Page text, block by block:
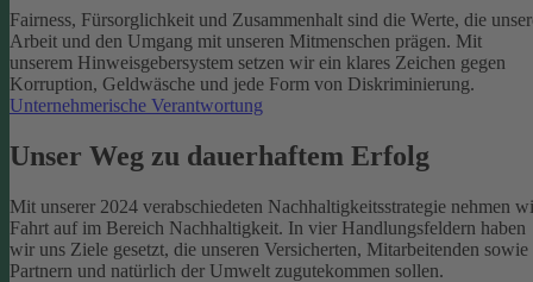
Fairness, Fürsorglichkeit und Zusammenhalt sind die Werte, die
Arbeit und den Umgang mit unseren Mitmenschen prägen. Mit
unserem Hinweisgebersystem setzen wir ein klares Zeichen gegen
Korruption, Geldwäsche und jede Form von Diskriminierung.
Unternehmerische Verantwortung
Unser Weg zu dauerhaftem Erfolg
Mit unserer 2024 verabschiedeten Nachhaltigkeitsstrategie nehmen
Fahrt auf im Bereich Nachhaltigkeit. In vier Handlungsfeldern haben
wir uns Ziele gesetzt, die unseren Versicherten, Mitarbeitenden sowie
Partnern und natürlich der Umwelt zugutekommen sollen.